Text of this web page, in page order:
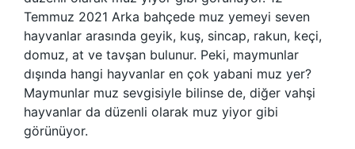
Temmuz 2021 Arka bahçede muz yemeyi seven
hayvanlar arasında geyik, kuş, sincap, rakun, keçi,
domuz, at ve tavşan bulunur. Peki, maymunlar
dışında hangi hayvanlar en çok yabani muz yer?
Maymunlar muz sevgisiyle bilinse de, diğer vahşi
hayvanlar da düzenli olarak muz yiyor gibi
görünüyor.